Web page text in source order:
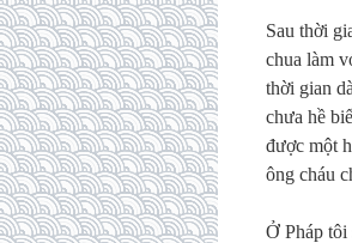
Sau thời
chua làm
thời gian
chưa hề
được một
ông cháu
Ở Pháp